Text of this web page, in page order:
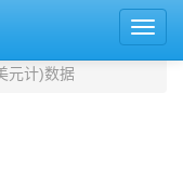
元计)数据